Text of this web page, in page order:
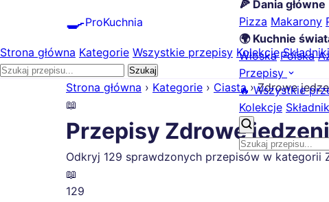
🍳ProKuchnia
🍕 Dania główne
Pizza Makarony
🌍 Kuchnie
Włoska Polska
Przepisy
🔥 Wszystkie
Kolekcje
Strona główna Kategorie Wszystkie przepisy Kolekcje Składniki
Szukaj
Strona główna › Kategorie › Ciasta › Zdrowe
📖
Przepisy Zdrowe
Odkryj 129 sprawdzonych przepisów w kategorii
📖
129